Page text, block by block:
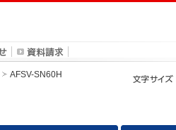
AFSV-SN60H